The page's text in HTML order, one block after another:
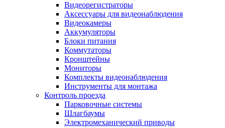
Видеорегистраторы
Аксессуары для видеонаблюдения
Видеокамеры
Аккумуляторы
Блоки питания
Коммутаторы
Кронштейны
Мониторы
Комплекты видеонаблюдения
Инструменты для монтажа
Контроль проезда
Парковочные системы
Шлагбаумы
Электромеханический приводы